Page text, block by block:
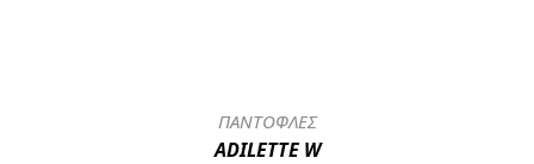
ΠΑΝΤΟΦΛΕΣ
ADILETTE W